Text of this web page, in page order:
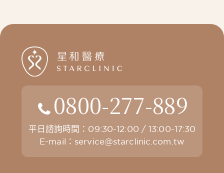
0800-277-889
平日諮詢時間：09:30-12:00 / 13:00-17:30
E-mail： service@starclinic.com.tw